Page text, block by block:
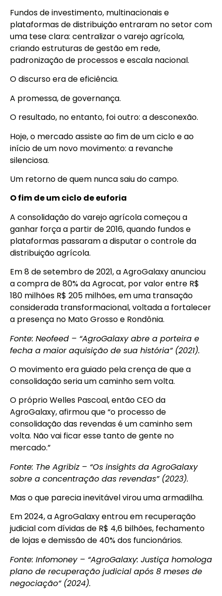
Fundos de investimento, multinacionais e
plataformas de distribuição entraram no setor com
uma tese clara: centralizar o varejo agrícola,
criando estruturas de gestão em rede,
padronização de processos e escala nacional.
O discurso era de eficiência.
A promessa, de governança.
O resultado, no entanto, foi outro: a desconexão.
Hoje, o mercado assiste ao fim de um ciclo e ao
início de um novo movimento: a revanche
silenciosa.
Um retorno de quem nunca saiu do campo.
O fim de um ciclo de euforia
A consolidação do varejo agrícola começou a
ganhar força a partir de 2016, quando fundos e
plataformas passaram a disputar o controle da
distribuição agrícola.
Em 8 de setembro de 2021, a AgroGalaxy anunciou
a compra de 80% da Agrocat, por valor entre R$
180 milhões R$ 205 milhões, em uma transação
considerada transformacional, voltada a fortalecer
a presença no Mato Grosso e Rondônia.
Fonte: Neofeed – “AgroGalaxy abre a porteira e
fecha a maior aquisição de sua história” (2021).
O movimento era guiado pela crença de que a
consolidação seria um caminho sem volta.
O próprio Welles Pascoal, então CEO da
AgroGalaxy, afirmou que “o processo de
consolidação das revendas é um caminho sem
volta. Não vai ficar esse tanto de gente no
mercado.”
Fonte: The Agribiz – “Os insights da AgroGalaxy
sobre a concentração das revendas” (2023).
Mas o que parecia inevitável virou uma armadilha.
Em 2024, a AgroGalaxy entrou em recuperação
judicial com dívidas de R$ 4,6 bilhões, fechamento
de lojas e demissão de 40% dos funcionários.
Fonte: Infomoney – “AgroGalaxy: Justiça homologa
plano de recuperação judicial após 8 meses de
negociação” (2024).